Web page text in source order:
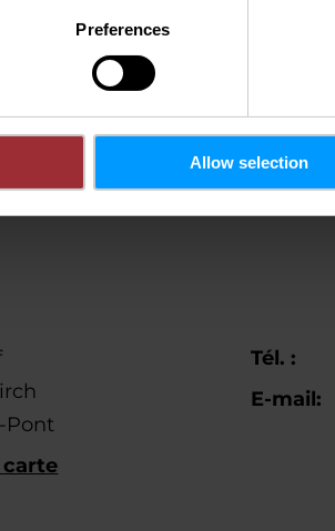
Preferences
Allow selection
Pont
Tél. :
E-mail: